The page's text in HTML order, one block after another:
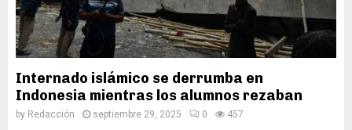
Internado islámico se derrumba en
Indonesia mientras los alumnos rezaban
by Redacción septiembre 29, 2025 0 457